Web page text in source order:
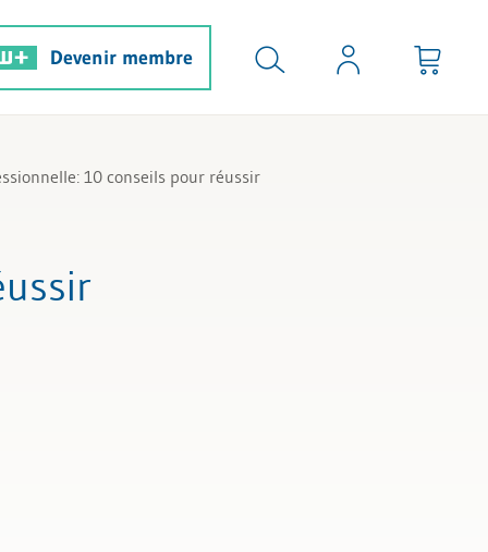
Devenir membre
10 conseils pour réussir